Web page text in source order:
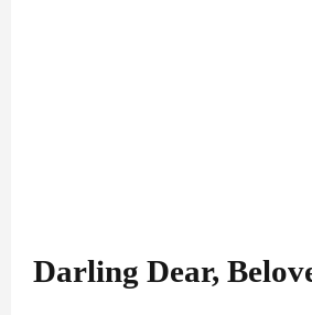
Darling Dear,